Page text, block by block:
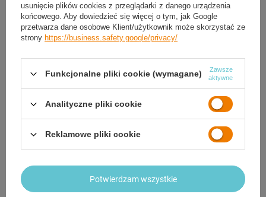
OPIS
OPINIE (0)
Zadaj pytanie a my odpowiemy niezwłocznie,
najciekawsze pytania i odpowiedzi publikując
dla innych.
usunięcie plików cookies z przeglądarki z danego urządzenia
końcowego. Aby dowiedzieć się więcej o tym, jak Google
przetwarza dane osobowe Klient/użytkownik może skorzystać ze
strony https://business.safety.google/privacy/
Funkcjonalne pliki cookie (wymagane)
Zawsze
aktywne
Analityczne pliki cookie
Reklamowe pliki cookie
Potwierdzam wszystkie